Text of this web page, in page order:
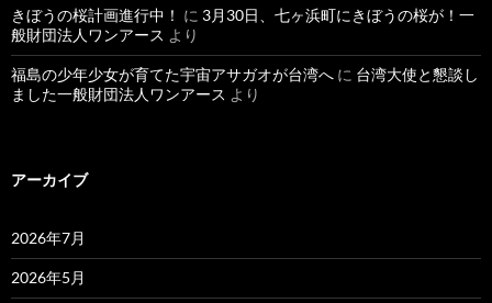
きぼうの桜計画進行中！ に 3月30日、七ヶ浜町にきぼうの桜が！一
般財団法人ワンアース より
福島の少年少女が育てた宇宙アサガオが台湾へ に 台湾大使と懇談し
ました一般財団法人ワンアース より
アーカイブ
2026年7月
2026年5月